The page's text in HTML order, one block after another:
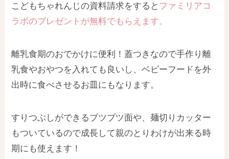
こどもちゃれんじの資料請求をすると ファミリアコ
ラボのプレゼントが無料でもらえます。
離乳食期のおでかけに便利！蓋つきなので手作り離
乳食やおやつを入れても良いし、ベビーフードを外
出時に食べさせるお皿にもなります。
すりつぶしができるブツブツ面や、麺切りカッター
もついているので成長して親のとりわけが出来る時
期にも使えます！